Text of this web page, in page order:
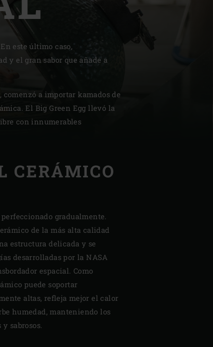
(Français)
este último caso,
y el gran sabor que añade a
comenzó a importar kamados de
El Big Green Egg llevó la
con innumerables
CERÁMICO
gradualmente.
de la más alta calidad
estructura delicada y se
desarrolladas por la NASA
espacial. Como
puede soportar
altas, refleja mejor el calor
humedad, manteniendo los
sabrosos.